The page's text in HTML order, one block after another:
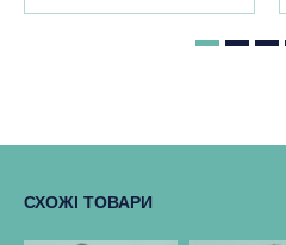
СХОЖІ ТОВАРИ